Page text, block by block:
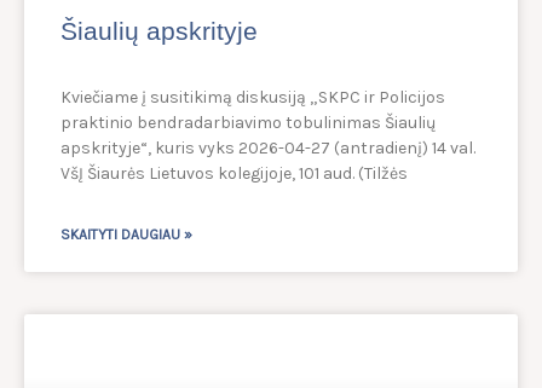
Šiaulių apskrityje
Kviečiame į susitikimą diskusiją „SKPC ir Policijos
praktinio bendradarbiavimo tobulinimas Šiaulių
apskrityje“, kuris vyks 2026-04-27 (antradienį) 14 val.
VšĮ Šiaurės Lietuvos kolegijoje, 101 aud. (Tilžės
SKAITYTI DAUGIAU »